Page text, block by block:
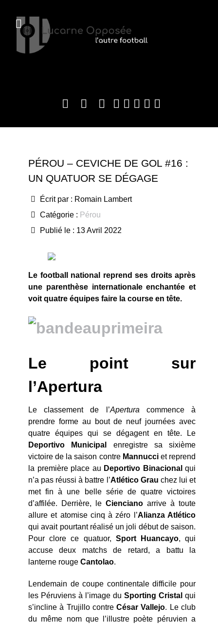
PÉROU – CEVICHE DE GOL #16 :
UN QUATUOR SE DÉGAGE
Écrit par : Romain Lambert
Catégorie : Pérou
Publié le : 13 Avril 2022
Le football national reprend ses droits après
une parenthèse internationale enchantée et
voit quatre équipes faire la course en tête.
Le point sur
l’Apertura
Le classement de l’Aperturacommence à
prendre forme au bout de neuf journées avec
quatre équipes qui se dégagent en tête. Le
Deportivo Municipal
enregistre sa sixième
victoire de la saison contre Mannucci et reprend
la première place au Deportivo Binacional qui
n’a pas réussi à battre l’Atlético Grau chez lui et
met fin à une belle série de quatre victoires
d’affilée. Derrière, le Cienciano arrive à toute
allure et atomise cinq à zéro l’Alianza Atlético
qui avait pourtant réalisé un joli début de saison.
Pour clore ce quatuor, Sport Huancayo, qui
accuse deux matchs de retard, a battu la
lanterne rouge Cantolao.
Lendemain de coupe continentale difficile pour
les Péruviens à l’image du Sporting Cristal qui
s’incline à Trujillo contreCésar Vallejo. Le club
du même nom que l’illustre poète péruvien a